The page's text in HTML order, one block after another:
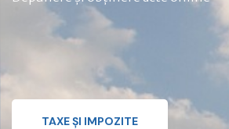
TAXE ȘI IMPOZITE